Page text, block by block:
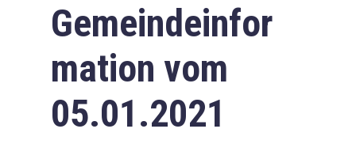
Gemeindeinfor
mation vom
05.01.2021